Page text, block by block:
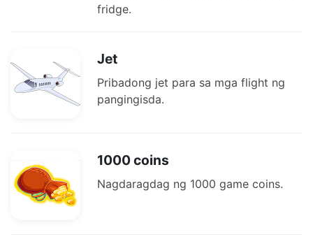
fridge.
Jet
Pribadong jet para sa mga flight ng
pangingisda.
1000 coins
Nagdaragdag ng 1000 game coins.